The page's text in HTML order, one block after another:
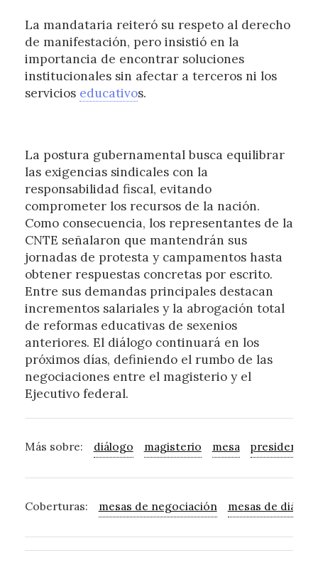
La mandataria reiteró su respeto al derecho
de manifestación, pero insistió en la
importancia de encontrar soluciones
institucionales sin afectar a terceros ni los
servicios educativos.
La postura gubernamental busca equilibrar
las exigencias sindicales con la
responsabilidad fiscal, evitando
comprometer los recursos de la nación.
Como consecuencia, los representantes de la
CNTE señalaron que mantendrán sus
jornadas de protesta y campamentos hasta
obtener respuestas concretas por escrito.
Entre sus demandas principales destacan
incrementos salariales y la abrogación total
de reformas educativas de sexenios
anteriores. El diálogo continuará en los
próximos días, definiendo el rumbo de las
negociaciones entre el magisterio y el
Ejecutivo federal.
Más sobre: diálogo magisterio mesa presidente
Coberturas: mesas de negociación mesas de